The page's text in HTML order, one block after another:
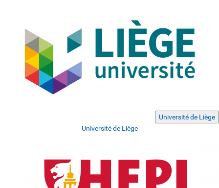
Université de Liège
Université de Liège